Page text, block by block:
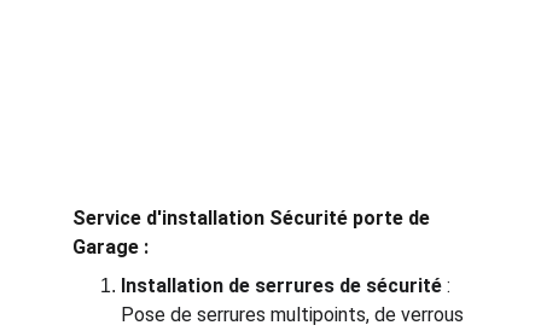
Service d'installation Sécurité porte de
Garage :
Installation de serrures de sécurité :
Pose de serrures multipoints, de verrous